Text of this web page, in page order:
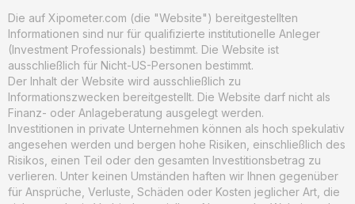
Die auf Xipometer.com (die "Website") bereitgestellten
Informationen sind nur für qualifizierte institutionelle Anleger
(Investment Professionals) bestimmt. Die Website ist
ausschließlich für Nicht-US-Personen bestimmt.
Der Inhalt der Website wird ausschließlich zu
Informationszwecken bereitgestellt. Die Website darf nicht als
Finanz- oder Anlageberatung ausgelegt werden.
Investitionen in private Unternehmen können als hoch spekulativ
angesehen werden und bergen hohe Risiken, einschließlich des
Risikos, einen Teil oder den gesamten Investitionsbetrag zu
verlieren. Unter keinen Umständen haften wir Ihnen gegenüber
für Ansprüche, Verluste, Schäden oder Kosten jeglicher Art, die